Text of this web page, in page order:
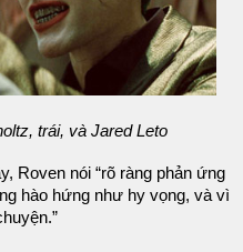
trái, và Jared Leto
Roven nói “rõ ràng phản ứng
hào hứng như hy vọng, và vì